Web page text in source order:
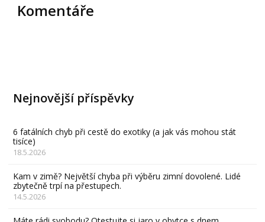
Komentáře
Nejnovější příspěvky
6 fatálních chyb při cestě do exotiky (a jak vás mohou stát
tisíce)
18.5.2026
Kam v zimě? Největší chyba při výběru zimní dovolené. Lidé
zbytečně trpí na přestupech.
14.5.2026